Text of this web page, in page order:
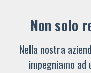
Non solo
Nella nostra
impegniamo